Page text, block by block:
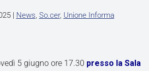
| News, So.cer, Unione Informa
5 giugno ore 17.30 presso la Sala